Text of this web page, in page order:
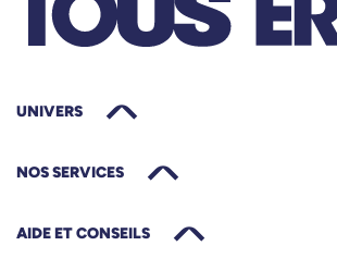
Mesurez le diamètre extérieur
votre modèle de roue.
Positionnez un mètre sur
Étirez le mètre en passant par
UNIVERS
NOS SERVICES
AIDE ET CONSEILS